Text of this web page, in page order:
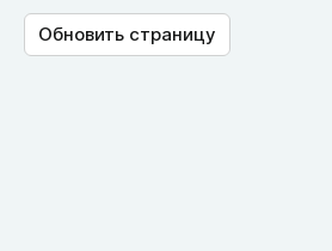
Обновить страницу